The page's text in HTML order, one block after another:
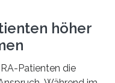
höher
Patienten die